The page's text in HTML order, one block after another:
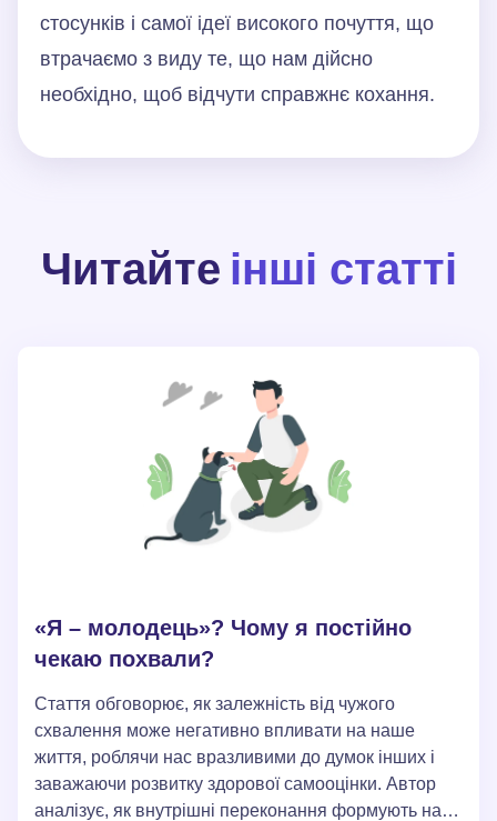
стосунків і самої ідеї високого почуття, що
втрачаємо з виду те, що нам дійсно
необхідно, щоб відчути справжнє кохання.
Читайте інші статті
«Я – молодець»? Чому я постійно
чекаю похвали?
Стаття обговорює, як залежність від чужого
схвалення може негативно впливати на наше
життя, роблячи нас вразливими до думок інших і
заважаючи розвитку здорової самооцінки. Автор
аналізує, як внутрішні переконання формують наші